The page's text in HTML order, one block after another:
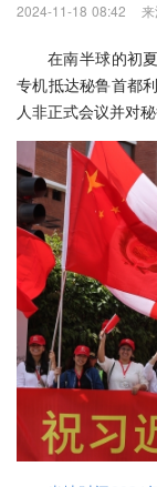
2024-11-18 08:42
在南半球的初
专机抵达秘鲁首都
人非正式会议并对